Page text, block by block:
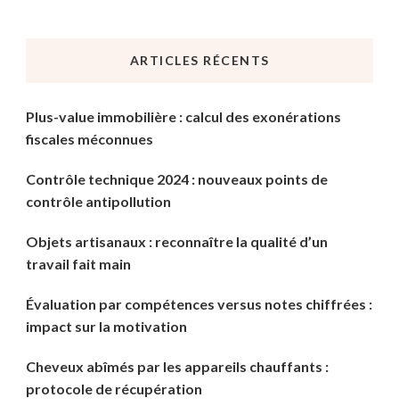
ARTICLES RÉCENTS
Plus-value immobilière : calcul des exonérations
fiscales méconnues
Contrôle technique 2024 : nouveaux points de
contrôle antipollution
Objets artisanaux : reconnaître la qualité d’un
travail fait main
Évaluation par compétences versus notes chiffrées :
impact sur la motivation
Cheveux abîmés par les appareils chauffants :
protocole de récupération